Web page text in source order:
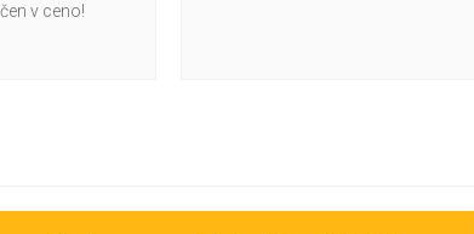
v ceno!